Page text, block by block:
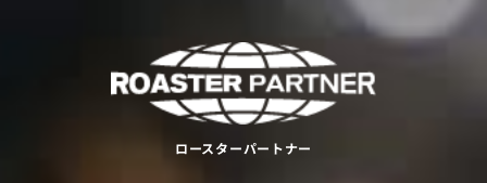
ロースターパートナー